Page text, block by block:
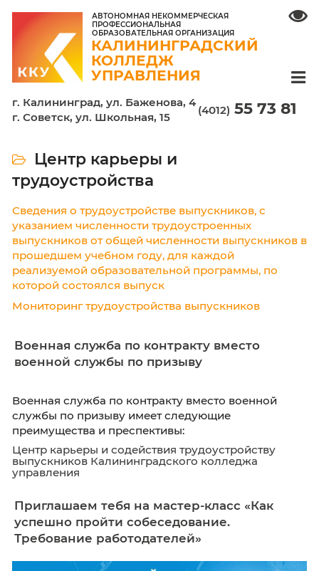
АВТОНОМНАЯ НЕКОММЕРЧЕСКАЯ
ПРОФЕССИОНАЛЬНАЯ
ОБРАЗОВАТЕЛЬНАЯ ОРГАНИЗАЦИЯ
КАЛИНИНГРАДСКИЙ
КОЛЛЕДЖ
г. Калининград, ул. Баженова, 4
Центр карьеры и
трудоустройства
Сведения о трудоустройстве выпускников, с
указанием численности трудоустроенных
выпускников от общей численности
прошедшем учебном году, для каждой
которой состоялся выпуск
Мониторинг трудоустройства выпускников
Военная служба по контракту вместо
военной службы по призыву
Военная служба по контракту вместо
преимущества и преспективы:
Центр карьеры и содействия
выпускников Калининградского колледжа
управления